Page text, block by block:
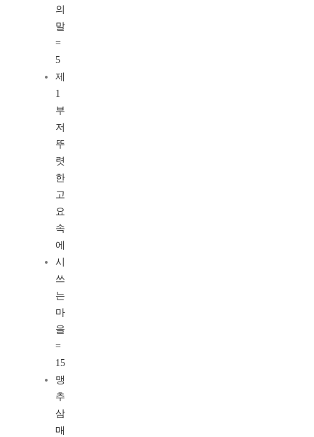
의
말
=
5
제
1
부
저
뚜
렷
한
고
요
속
에
시
쓰
는
마
을
=
15
맹
추
삼
매